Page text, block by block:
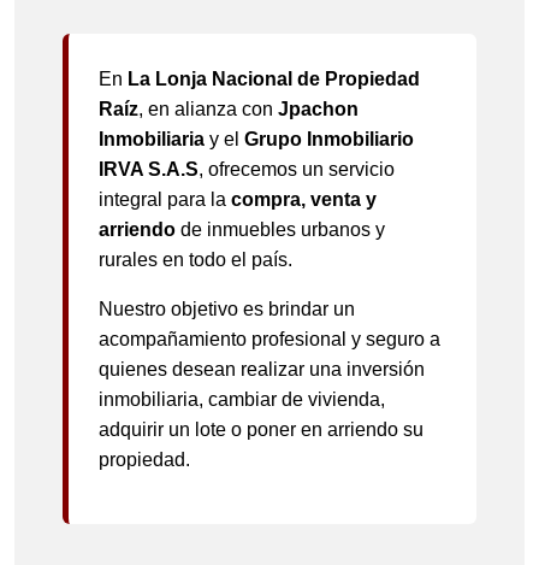
En La Lonja Nacional de Propiedad
Raíz, en alianza con Jpachon
Inmobiliaria y el Grupo Inmobiliario
IRVA S.A.S, ofrecemos un servicio
integral para la compra, venta y
arriendo de inmuebles urbanos y
rurales en todo el país.
Nuestro objetivo es brindar un
acompañamiento profesional y seguro a
quienes desean realizar una inversión
inmobiliaria, cambiar de vivienda,
adquirir un lote o poner en arriendo su
propiedad.